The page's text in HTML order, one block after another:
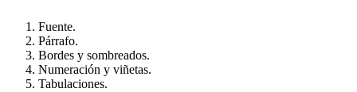
Fuente.
Párrafo.
Bordes y sombreados.
Numeración y viñetas.
Tabulaciones.